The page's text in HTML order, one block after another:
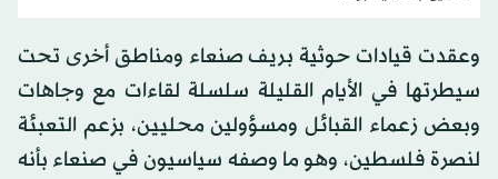
وعقدت قيادات حوثية بريف صنعاء ومناطق أخرى تحت
سيطرتها في الأيام القليلة سلسلة لقاءات مع وجاهات
وبعض زعماء القبائل ومسؤولين محليين، بزعم التعبئة
لنصرة فلسطين، وهو ما وصفه سياسيون في صنعاء بأنه